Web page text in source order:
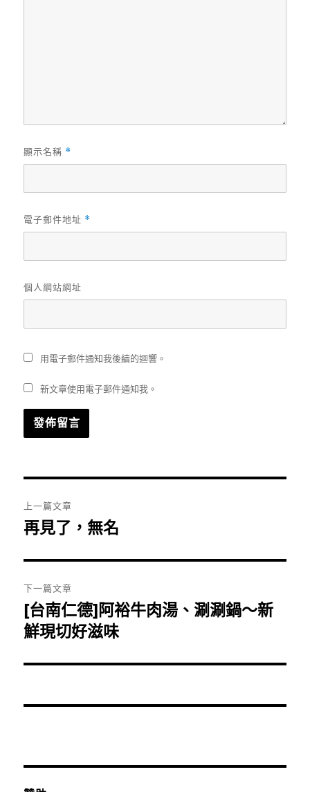
顯示名稱 *
電子郵件地址 *
個人網站網址
用電子郵件通知我後續的迴響。
新文章使用電子郵件通知我。
章
覽
上一篇文章
上
篇
文
章:
再見了，無名
下一篇文章
下
一
文
[台南仁德]阿裕牛肉湯、涮涮鍋～新
鮮現切好滋味